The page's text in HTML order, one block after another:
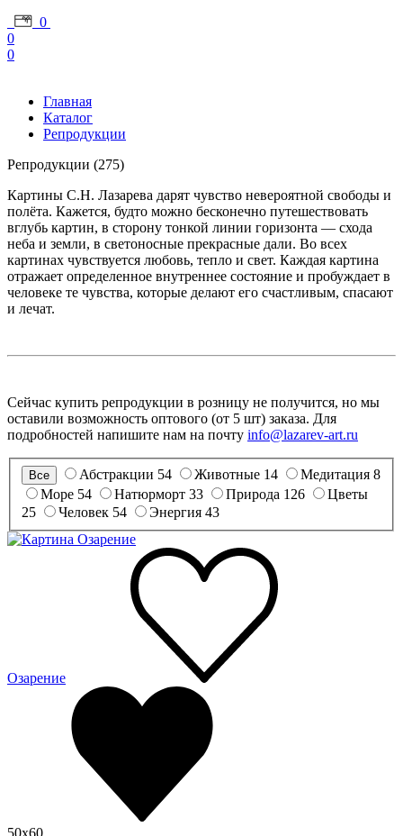
0
0
0
Главная
Каталог
Репродукции
Репродукции (275)
Картины С.Н. Лазарева дарят чувство невероятной свободы и
полёта. Кажется, будто можно бесконечно путешествовать
вглубь картин, в сторону тонкой линии горизонта — схода
неба и земли, в светоносные прекрасные дали. Во всех
картинах чувствуется любовь, тепло и свет. Каждая картина
отражает определенное внутреннее состояние и пробуждает в
человеке те чувства, которые делают его счастливым, спасают
и лечат.
Сейчас купить репродукции в розницу не получится, но мы
оставили возможность оптового (от 5 шт) заказа. Для
подробностей напишите нам на почту info@lazarev-art.ru
Все Абстракции 54 Животные 14 Медитация 8
Море 54 Натюрморт 33 Природа 126
Цветы
25
Человек 54 Энергия 43
Озарение
50x60